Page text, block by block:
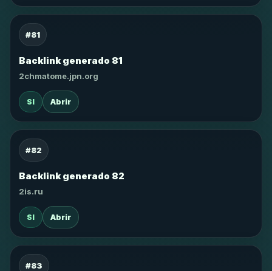
#81
Backlink generado 81
2chmatome.jpn.org
SI Abrir
#82
Backlink generado 82
2is.ru
SI Abrir
#83